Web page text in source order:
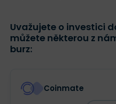
Uvažujete o investici
můžete některou z
burz:
Coinmate